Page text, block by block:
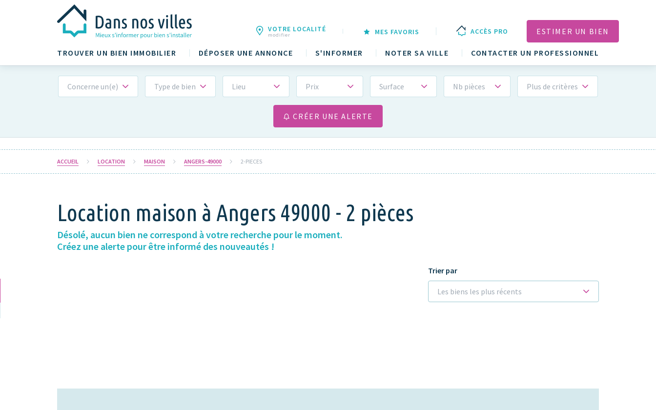
TROUVER UN BIEN IMMOBILIER DÉPOSER UNE ANNONCE S'INFORMER NOTER SA VILLE CONTACTER UN PROFESSIONNEL
VOTRE LOCALITÉ
modifier MES FAVORIS ACCÈS PRO ESTIMER UN BIEN
Concerne un(e) Type de bien Lieu Prix Surface Nb pièces Plus de critères
CRÉER UNE ALERTE
ACCUEIL LOCATION MAISON ANGERS-49000 2-PIECES
Location maison à Angers 49000 - 2 pièces
Désolé, aucun bien ne correspond à votre recherche pour le moment.
Créez une alerte pour être informé des nouveautés !
Trier par
Les biens les plus récents